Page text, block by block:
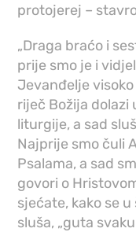
protojerej –
„Draga braćo i
prije smo je i
Jevanđelje
riječ Božija dolazi
liturgije, a sad
Najprije smo čuli
Psalama, a sad
govori o
sjećate, kako se
sluša, „guta